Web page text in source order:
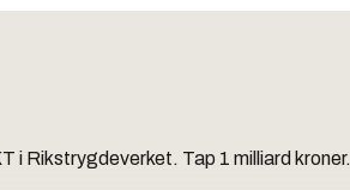
i Rikstrygdeverket. Tap 1 milliard kroner.